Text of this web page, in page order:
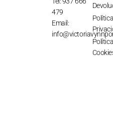
479
Email: